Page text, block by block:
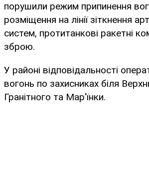
порушили режим припинення
розміщення на лінії зіткнення
систем, протитанкові ракетні
зброю.
У районі відповідальності
вогонь по захисниках біля
Гранітного та Мар'їнки.